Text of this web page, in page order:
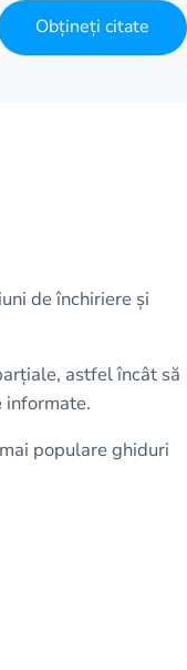
Obțineți citate
de închiriere și
astfel încât să
informate.
populare ghiduri